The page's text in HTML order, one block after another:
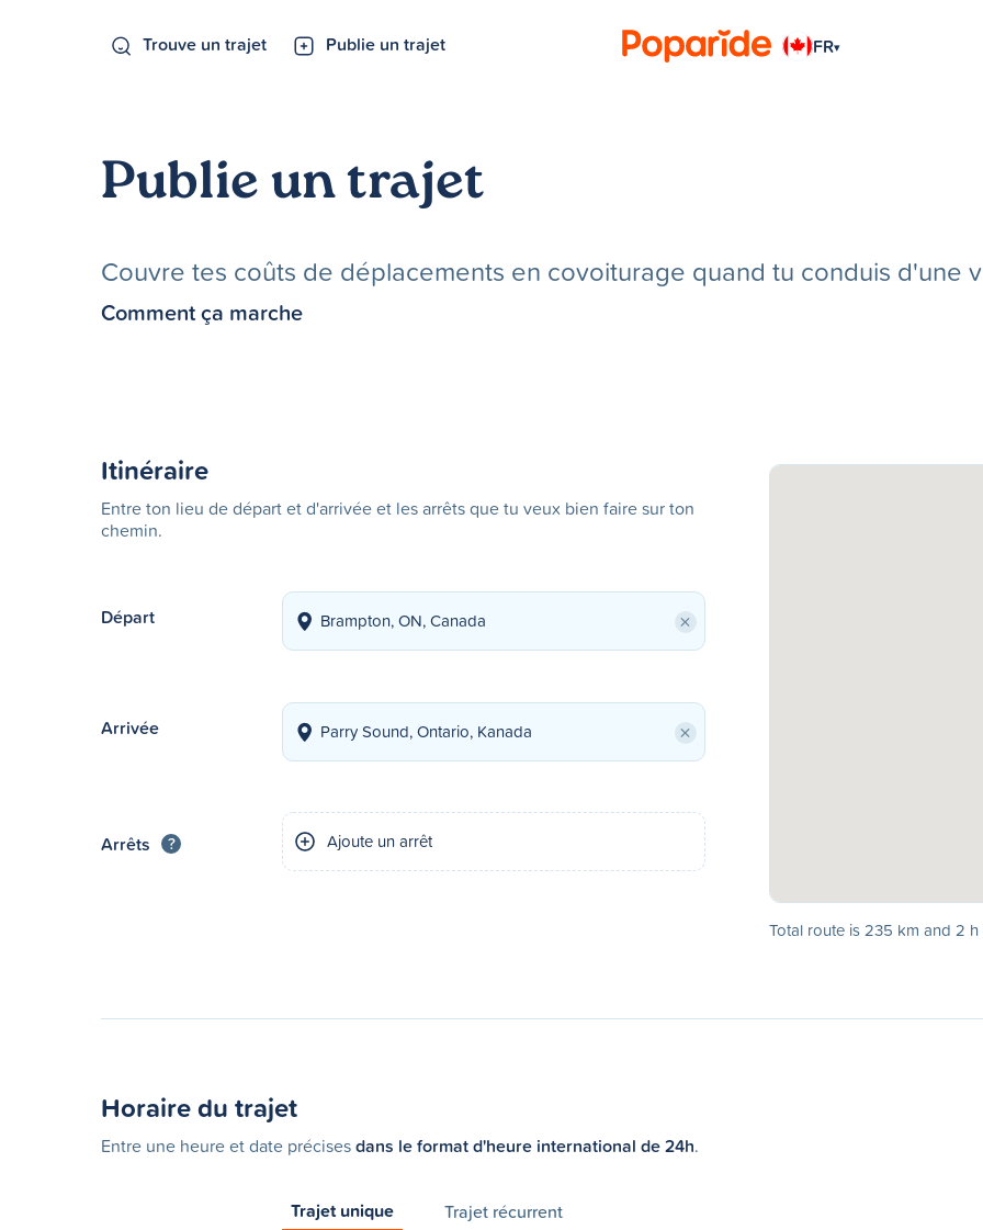
Trouve un trajet Publie un trajet FR▾
Publie un trajet
Couvre tes coûts de déplacements en covoiturage quand tu conduis d'une
Comment ça marche
Itinéraire
Entre ton lieu de départ et d'arrivée et les arrêts que tu veux bien faire sur ton
chemin.
Départ ×
Arrivée ×
Arrêts ? Ajoute un arrêt
Total route is 235 km and 2 h
Horaire du trajet
Entre une heure et date précisesdans le format d'heure international de 24h.
Trajet unique Trajet récurrent